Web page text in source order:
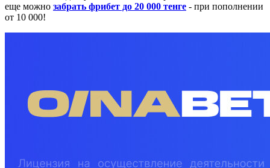
еще можно забрать фрибет до 20 000 тенге - при пополнении
от 10 000!